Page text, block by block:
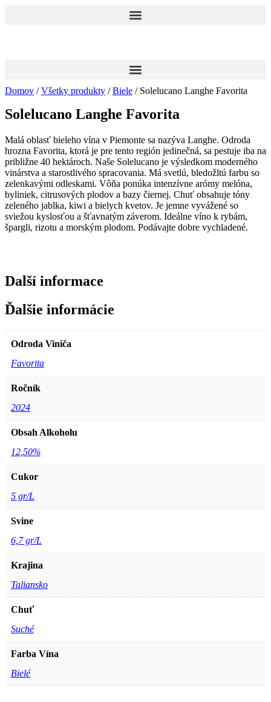
Domov /Všetky produkty /Biele / Solelucano Langhe Favorita
Solelucano Langhe Favorita
Malá oblasť bieleho vína v Piemonte sa nazýva Langhe. Odroda
hrozna Favorita, ktorá je pre tento región jedinečná, sa pestuje iba na
približne 40 hektároch. Naše Solelucano je výsledkom moderného
vinárstva a starostlivého spracovania. Má svetlú, bledožltú farbu so
zelenkavými odleskami. Vôňa ponúka intenzívne arómy melóna,
byliniek, citrusových plodov a bazy čiernej. Chuť obsahuje tóny
zeleného jablka, kiwi a bielych kvetov. Je jemne vyvážené so
sviežou kyslosťou a šťavnatým záverom. Ideálne víno k rybám,
špargli, rizotu a morským plodom. Podávajte dobre vychladené.
Další informace
Ďalšie informácie
Odroda Viniča
Favorita
Ročník
2024
Obsah Alkoholu
12,50%
Cukor
5 gr/L
Svine
6,7 gr/L
Krajina
Taliansko
Chuť
Suché
Farba Vína
Bielé